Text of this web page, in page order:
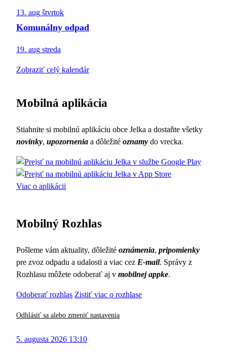
13. aug štvrtok
Komunálny odpad
19. aug streda
Zobraziť celý kalendár
Mobilná aplikácia
Stiahnite si mobilnú aplikáciu obce Jelka a dostaňte všetky
novinky, upozornenia a dôležité oznamy do vrecka.
Viac o aplikácii
Mobilný Rozhlas
Pošleme vám aktuality, dôležité oznámenia, pripomienky
pre zvoz odpadu a udalosti a viac cez E-mail. Správy z
Rozhlasu môžete odoberať aj v mobilnej appke.
Odoberať rozhlas Zistiť viac o rozhlase
Odhlásiť sa alebo zmeniť nastavenia
5. augusta 2026 13:10